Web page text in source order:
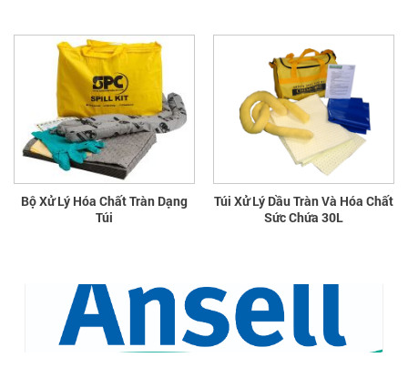
Bộ Xử Lý Hóa Chất Tràn Dạng
Túi
Túi Xử Lý Dầu Tràn Và Hóa Chất
Sức Chứa 30L